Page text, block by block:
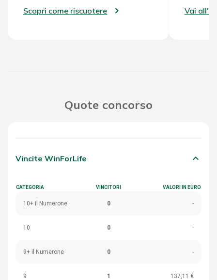
Scopri come riscuotere Vai
Quote concorso
Vincite WinForLife keyboard_arrow_down
CATEGORIA VINCITORI VALORI IN EURO
10+ il Numerone 0 -
10 0 -
9+ il Numerone 0 -
9 1 137,11 €